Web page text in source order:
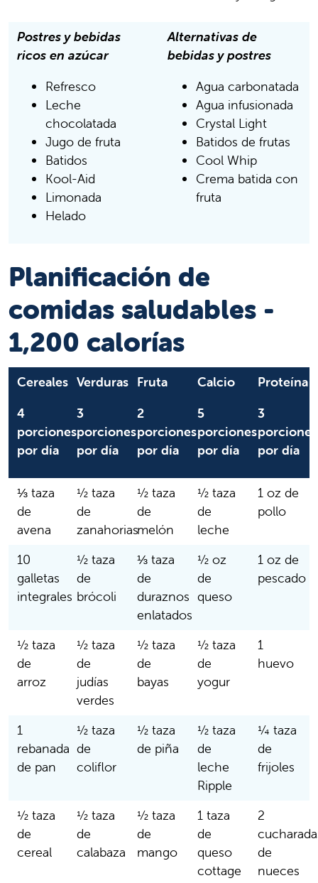
Postres y bebidas
ricos en azúcar
Refresco
Leche
chocolatada
Jugo de fruta
Batidos
Kool-Aid
Limonada
Helado
Alternativas de
bebidas y postres
Agua carbonatada
Agua infusionada
Crystal Light
Batidos de frutas
Cool Whip
Crema batida con
fruta
Planificación de
comidas saludables -
1,200 calorías
Cereales
4
porciones
por día
Verduras
3
porciones
por día
Fruta
2
porciones
por día
Calcio
5
porciones
por día
Proteína
3
porciones
por día
⅓ taza
de
avena
½ taza
de
zanahorias
½ taza
de
melón
½ taza
de
leche
1 oz de
pollo
10
galletas
integrales
½ taza
de
brócoli
⅓ taza
de
duraznos
enlatados
½ oz
de
queso
1 oz de
pescado
½ taza
de
arroz
½ taza
de
judías
verdes
½ taza
de
bayas
½ taza
de
yogur
1
huevo
1
rebanada
de pan
½ taza
de
coliflor
½ taza
de piña
½ taza
de
leche
Ripple
¼ taza
de
frijoles
½ taza
de
cereal
½ taza
de
calabaza
½ taza
de
mango
1 taza
de
queso
cottage
2
de
nueces